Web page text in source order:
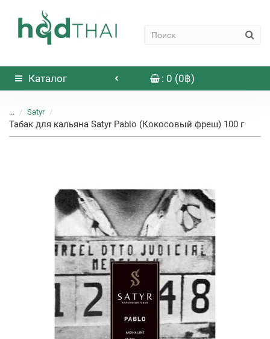
Каталог : 0 (0฿)
... Satyr
Табак для кальяна Satyr Pablo (Кокосовый фреш) 100 г